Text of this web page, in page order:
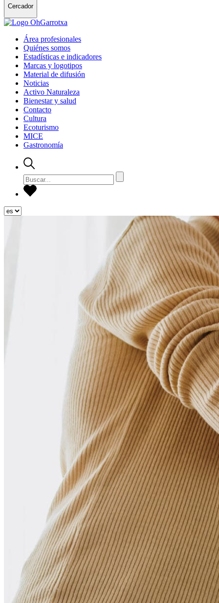
Cercador
Área profesionales
Quiénes somos
Estadísticas e indicadores
Marcas y logotipos
Material de difusión
Noticias
Activo Naturaleza
Bienestar y salud
Contacto
Cultura
Ecoturismo
MICE
Gastronomía